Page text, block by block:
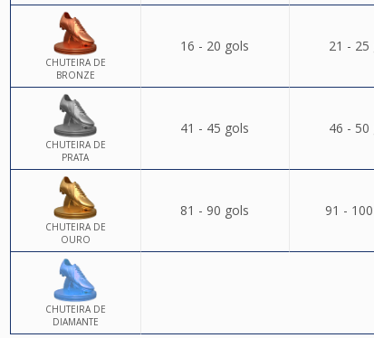
CHUTEIRA DE
BRONZE
16 - 20 gols 21 - 25
CHUTEIRA DE
PRATA
41 - 45 gols 46 - 50
CHUTEIRA DE
OURO
81 - 90 gols 91 -
CHUTEIRA DE
DIAMANTE